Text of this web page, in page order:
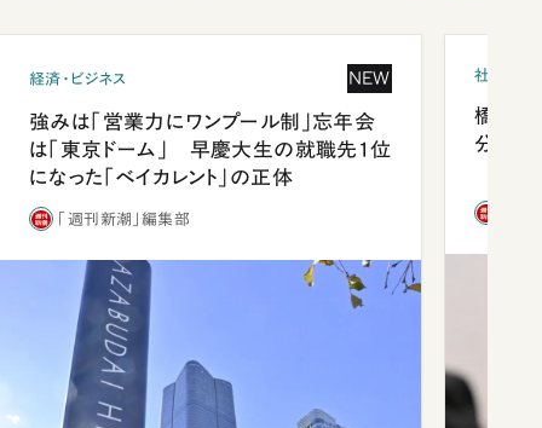
経済・ビジネス NEW
強みは「営業力にワンプール制」忘年会
は「東京ドーム」 早慶大生の就職先1位
になった「ベイカレント」の正体
「週刊新潮」編集部
社会
橋本愛
分 佐